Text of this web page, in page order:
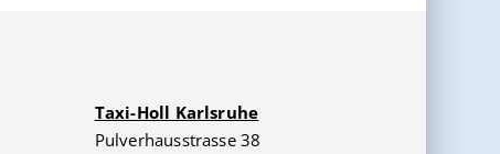
Taxi-Holl Karlsruhe
Pulverhausstrasse 38